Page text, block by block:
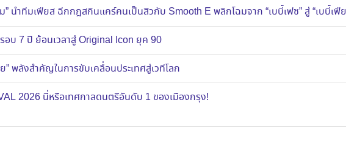
นำทีมเฟียส ฉีกกฎสกินแคร์คนเป็นสิวกับ Smooth E พลิกโฉมจาก “เบบี้เฟซ” สู่ “เบบี้เฟี
อบ 7 ปี ย้อนเวลาสู่ Original Icon ยุค 90
” พลังสำคัญในการขับเคลื่อนประเทศสู่เวทีโลก
2026 นี่หรือเทศกาลดนตรีอันดับ 1 ของเมืองกรุง!